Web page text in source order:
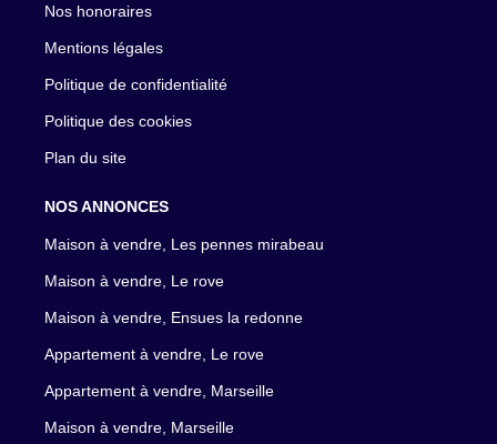
Nos honoraires
Mentions légales
Politique de confidentialité
Politique des cookies
Plan du site
NOS ANNONCES
Maison à vendre, Les pennes mirabeau
Maison à vendre, Le rove
Maison à vendre, Ensues la redonne
Appartement à vendre, Le rove
Appartement à vendre, Marseille
Maison à vendre, Marseille